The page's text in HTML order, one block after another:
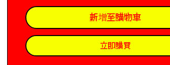
新增至購物車
立即購買